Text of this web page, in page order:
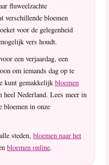
fluweelzachte
verschillende bloemen
voor de gelegenheid
vers houdt.
voor een verjaardag, een
om iemands dag op te
kunt gemakkelijk bloemen
Nederland. Lees meer in
bloemen in onze
steden, bloemen naar het
bloemen online.